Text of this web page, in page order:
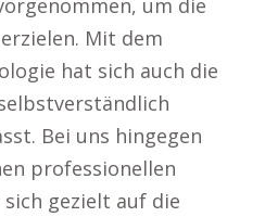
um die
Mit dem
hat sich auch die
Bei uns hingegen
professionellen
gezielt auf die